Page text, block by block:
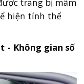
hiện tính thể
- Không gian số